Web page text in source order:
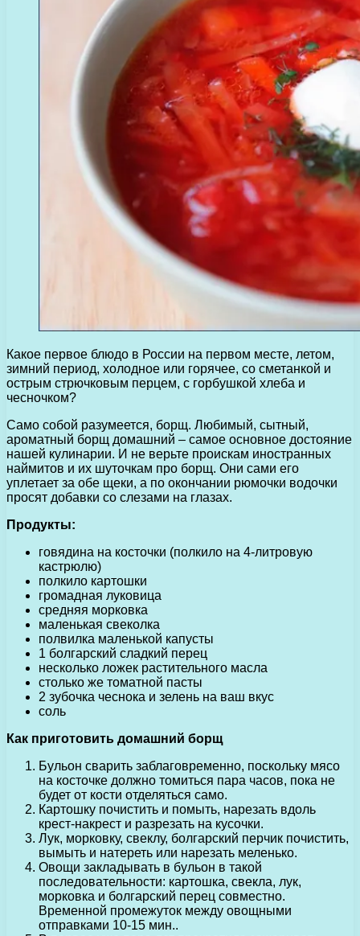
Какое первое блюдо в России на первом месте, летом,
зимний период, холодное или горячее, со сметанкой и
острым стрючковым перцем, с горбушкой хлеба и
чесночком?
Само собой разумеется, борщ. Любимый, сытный,
ароматный борщ домашний – самое основное достояние
нашей кулинарии. И не верьте проискам иностранных
наймитов и их шуточкам про борщ. Они сами его
уплетает за обе щеки, а по окончании рюмочки водочки
просят добавки со слезами на глазах.
Продукты:
говядина на косточки (полкило на 4-литровую
кастрюлю)
полкило картошки
громадная луковица
средняя морковка
маленькая свеколка
полвилка маленькой капусты
1 болгарский сладкий перец
несколько ложек растительного масла
столько же томатной пасты
2 зубочка чеснока и зелень на ваш вкус
соль
Как приготовить домашний борщ
Бульон сварить заблаговременно, поскольку мясо
на косточке должно томиться пара часов, пока не
будет от кости отделяться само.
Картошку почистить и помыть, нарезать вдоль
крест-накрест и разрезать на кусочки.
Лук, морковку, свеклу, болгарский перчик почистить,
вымыть и натереть или нарезать меленько.
Овощи закладывать в бульон в такой
последовательности: картошка, свекла, лук,
морковка и болгарский перец совместно.
Временной промежуток между овощными
отправками 10-15 мин..